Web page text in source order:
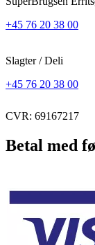
+45 76 20 38 00
Slagter / Deli
+45 76 20 38 00
CVR: 69167217
Betal med